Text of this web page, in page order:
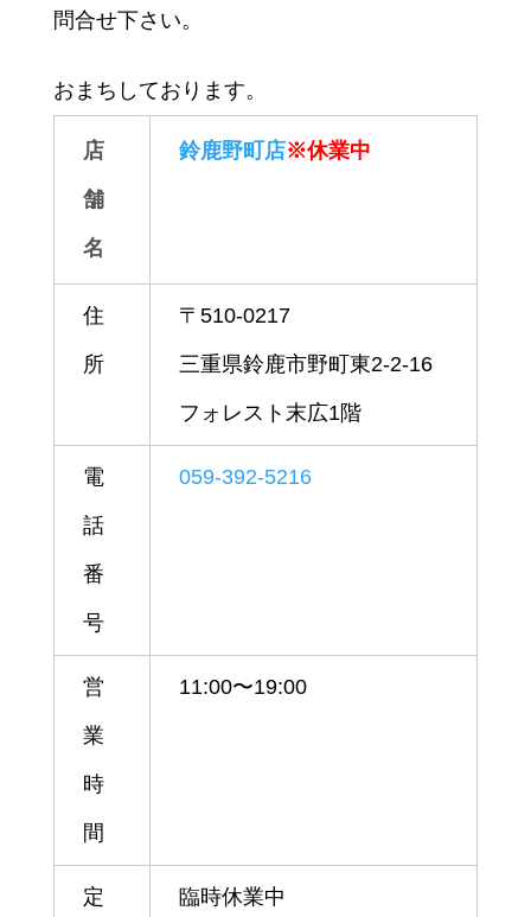
問合せ下さい。
おまちしております。
店
舗
名
鈴鹿野町店※休業中
住
所
〒510-0217
三重県鈴鹿市野町東2-2-16
フォレスト末広1階
電
話
番
号
059-392-5216
営
業
時
間
11:00〜19:00
定 臨時休業中